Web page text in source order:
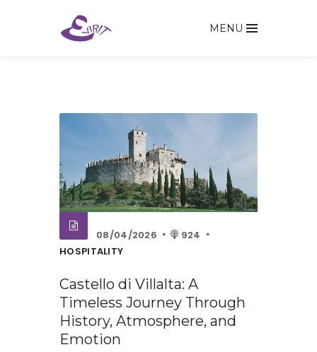
MENU
08/04/2026
924
HOSPITALITY
Castello di Villalta: A
Timeless Journey Through
History, Atmosphere, and
Emotion